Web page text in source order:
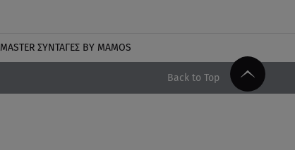
MASTER ΣΥΝΤΑΓΈΣ BY MAMOS
Back to Top